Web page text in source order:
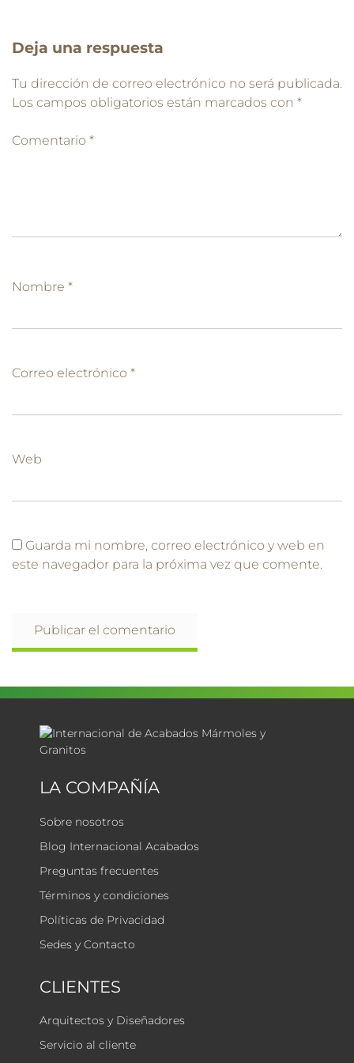
Deja una respuesta
Tu dirección de correo electrónico no será publicada.
Los campos obligatorios están marcados con *
Comentario *
Nombre *
Correo electrónico *
Web
Guarda mi nombre, correo electrónico y web en
este navegador para la próxima vez que comente.
LA COMPAÑÍA
Sobre nosotros
Blog Internacional Acabados
Preguntas frecuentes
Términos y condiciones
Políticas de Privacidad
Sedes y Contacto
CLIENTES
Arquitectos y Diseñadores
Servicio al cliente